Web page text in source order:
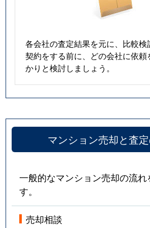
各会社の査定結果を元に、比較検
契約をする前に、どの会社に依頼
かりと検討しましょう。
マンション売却と査
一般的なマンション売却の流れ
す。
売却相談